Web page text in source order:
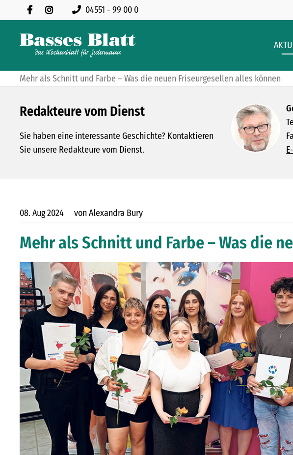
04551 - 99 00 0
Mehr als Schnitt und Farbe – Was die neuen Friseurgesellen alles können
Redakteure vom Dienst
Sie haben eine interessante Geschichte? Kontaktieren
Sie unsere Redakteure vom Dienst.
08. Aug2024 von Alexandra Bury
Mehr als Schnitt und Farbe – Was die